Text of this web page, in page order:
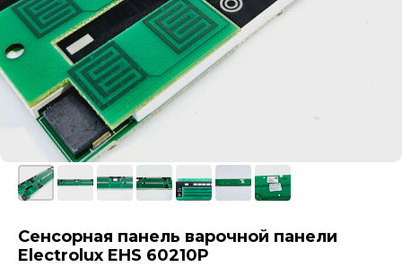
Сенсорная панель варочной панели
Electrolux EHS 60210P